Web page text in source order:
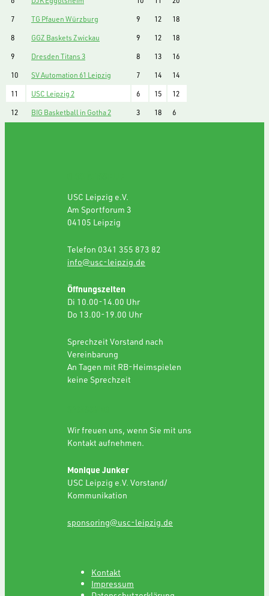
7
TG Pfauen Würzburg 9 12
18
8
GGZ Baskets Zwickau 9 12
18
9
Dresden Titans 3 8 13
16
10
SV Automation 61 Leipzig 7 14
14
11
USC Leipzig 2 6 15
12
12
BIG Basketball in Gotha 2 3 18 6
USC Leipzig e.V.
Am Sportforum 3
04105 Leipzig
Telefon 0341 355 873 82
info@usc-leipzig.de
Öffnungszeiten
Di 10.00-14.00 Uhr
Do 13.00-19.00 Uhr
Sprechzeit Vorstand nach
Vereinbarung
An Tagen mit RB-Heimspielen
keine Sprechzeit
Wir freuen uns, wenn Sie mit uns
Kontakt aufnehmen.
Monique Junker
USC Leipzig e.V. Vorstand/
Kommunikation
sponsoring@usc-leipzig.de
Kontakt
Impressum